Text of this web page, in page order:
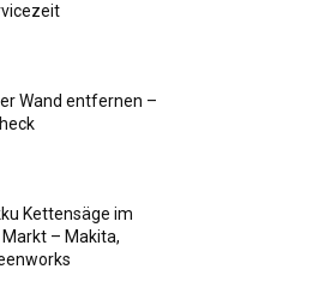
Wand entfernen –
Kettensäge im
Markt – Makita,